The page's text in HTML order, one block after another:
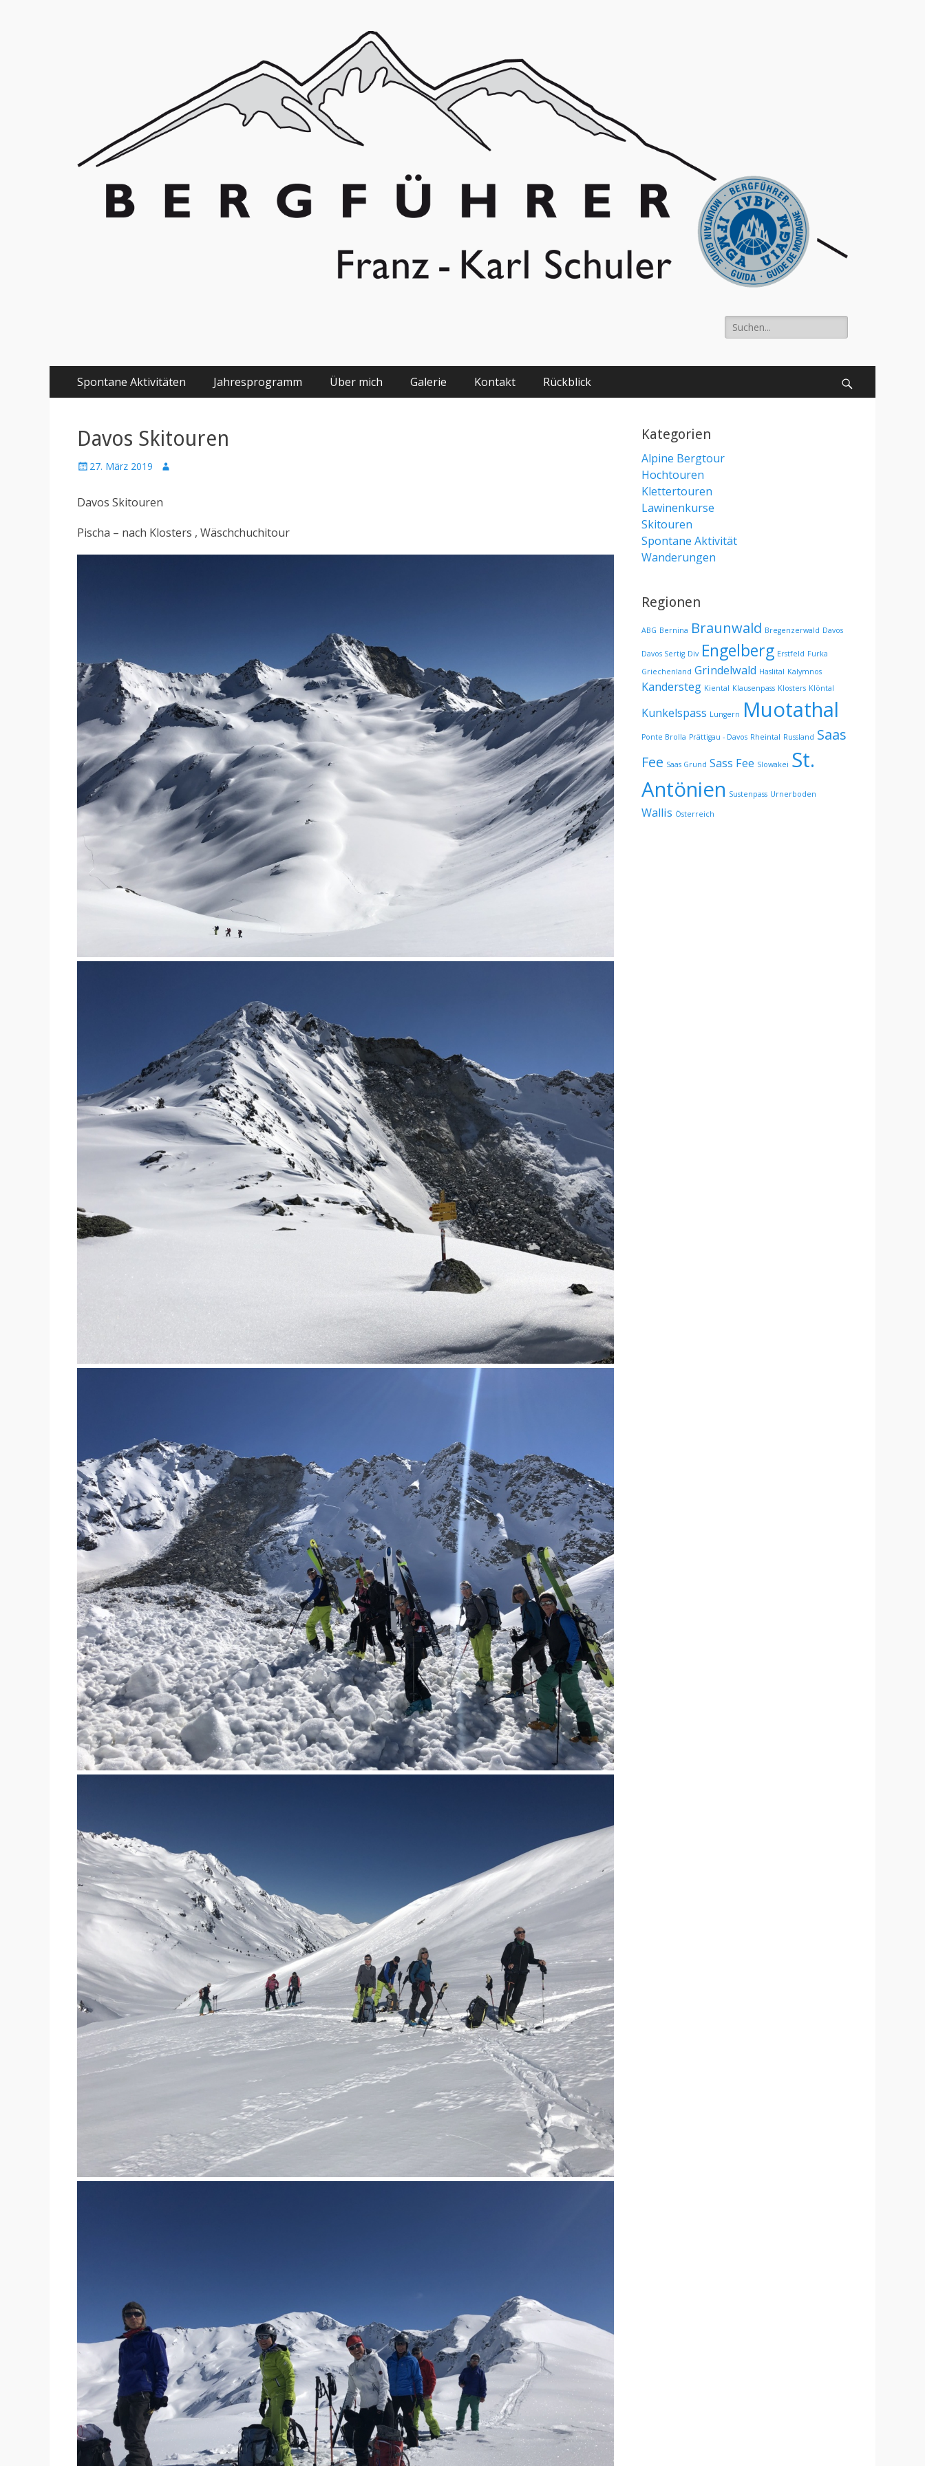
Suche
nach:
Primäres
Menü
zum
Spontane Aktivitäten Jahresprogramm Über mich Galerie Kontakt Rückblick
Davos Skitouren
Posted
27. März 2019 Author
Davos Skitouren
Pischa – nach Klosters , Wäschchuchitour
Kategorien
Alpine Bergtour
Hochtouren
Klettertouren
Lawinenkurse
Skitouren
Spontane Aktivität
Wanderungen
Regionen
ABG Bernina Braunwald Bregenzerwald Davos
Davos Sertig Div Engelberg Erstfeld Furka
Griechenland Grindelwald Haslital Kalymnos
Kandersteg Kiental Klausenpass Klosters Klöntal
Kunkelspass Lungern Muotathal
Ponte Brolla Prättigau - Davos Rheintal Russland Saas
Fee Saas Grund Sass Fee Slowakei St.
Antönien Sustenpass Urnerboden
Wallis Österreich